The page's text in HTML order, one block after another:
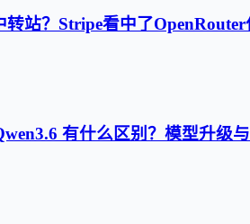
转站？Stripe看中了OpenRouter
有什么区别？模型升级